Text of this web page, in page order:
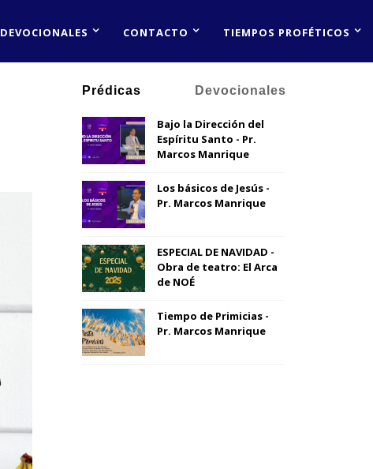
DEVOCIONALES CONTACTO TIEMPOS PROFÉTICOS
Prédicas Devocionales
Bajo la Dirección del
Espíritu Santo - Pr.
Marcos Manrique
Los básicos de Jesús -
Pr. Marcos Manrique
ESPECIAL DE NAVIDAD -
Obra de teatro: El Arca
de NOÉ
Tiempo de Primicias -
Pr. Marcos Manrique